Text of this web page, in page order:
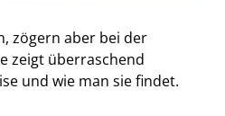
zögern aber bei der
zeigt überraschend
und wie man sie findet.